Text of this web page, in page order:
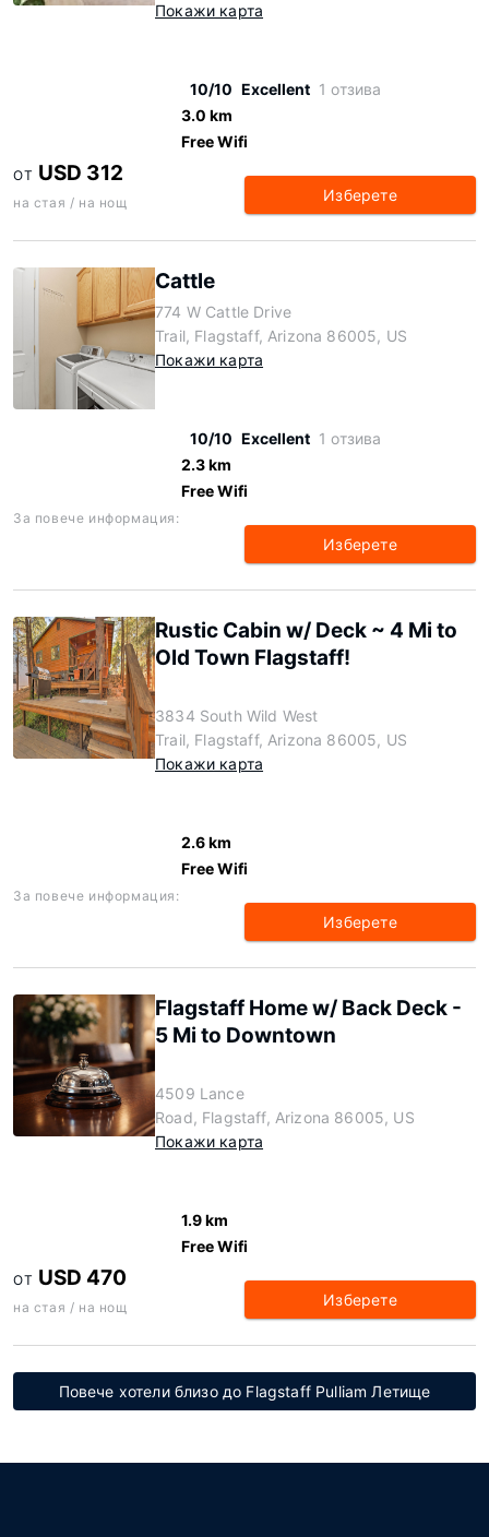
Покажи карта
10/10 Excellent 1 отзива
3.0 km
Free Wifi
ОТ USD 312
на стая / на нощ Изберете
Cattle
774 W Cattle Drive
Trail, Flagstaff, Arizona 86005, US
Покажи карта
10/10 Excellent 1 отзива
2.3 km
Free Wifi
За повече информация:
Изберете
Rustic Cabin w/ Deck ~ 4 Mi to
Old Town Flagstaff!
3834 South Wild West
Trail, Flagstaff, Arizona 86005, US
Покажи карта
2.6 km
Free Wifi
За повече информация:
Изберете
Flagstaff Home w/ Back Deck -
5 Mi to Downtown
4509 Lance
Road, Flagstaff, Arizona 86005, US
Покажи карта
1.9 km
Free Wifi
ОТ USD 470
на стая / на нощ Изберете
Повече хотели близо до Flagstaff Pulliam Летище